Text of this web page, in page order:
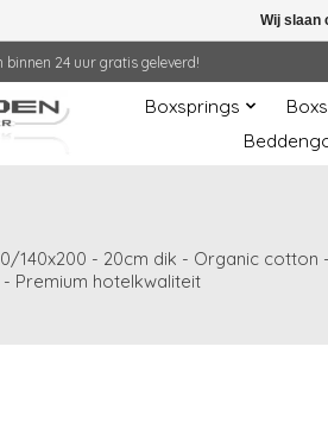
24 uur gratis geleverd!
Boxsprings
140x200 - 20cm dik - Organic
Premium hotelkwaliteit
Wij slaan